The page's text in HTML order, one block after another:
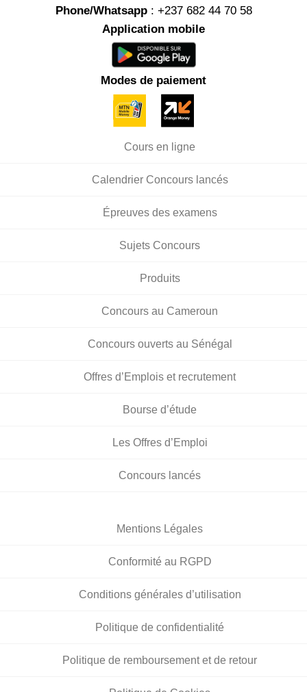
Phone/Whatsapp: +237 682 44 70 58
Application mobile
Modes de paiement
Cours en ligne
Calendrier Concours lancés
Épreuves des examens
Sujets Concours
Produits
Concours au Cameroun
Concours ouverts au Sénégal
Offres d’Emplois et recrutement
Bourse d’étude
Les Offres d’Emploi
Concours lancés
Mentions Légales
Conformité au RGPD
Conditions générales d’utilisation
Politique de confidentialité
Politique de remboursement et de retour